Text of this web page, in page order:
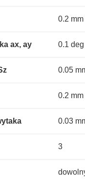
0.2 mm
ax, ay 0.1 deg
0.05
0.2 mm
0.03
3